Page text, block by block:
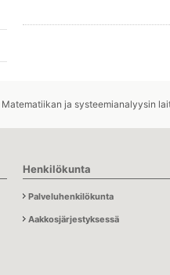
Matematiikan ja systeemianalyysin
Henkilökunta
Palveluhenkilökunta
Aakkosjärjestyksessä